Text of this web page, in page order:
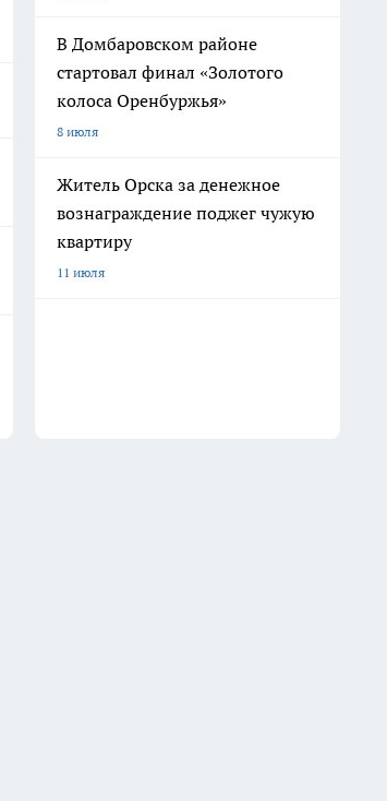
В Домбаровском районе
стартовал финал «Золотого
колоса Оренбуржья»
8 июля
Житель Орска за денежное
вознаграждение поджег чужую
квартиру
11 июля